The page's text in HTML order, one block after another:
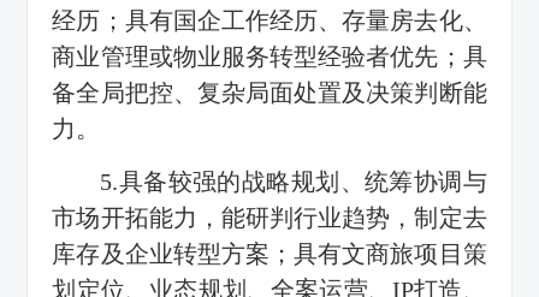
经历；具有国企工作经历、存量房去化、
商业管理或物业服务转型经验者优先；具
备全局把控、复杂局面处置及决策判断能
力。
5.具备较强的战略规划、统筹协调与
市场开拓能力，能研判行业趋势，制定去
库存及企业转型方案；具有文商旅项目策
划定位、业态规划、全案运营、IP打造、